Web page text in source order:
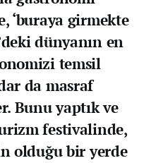
‘buraya girmekte
dünyanın en
temsil
da masraf
Bunu yaptık ve
festivalinde,
olduğu bir yerde